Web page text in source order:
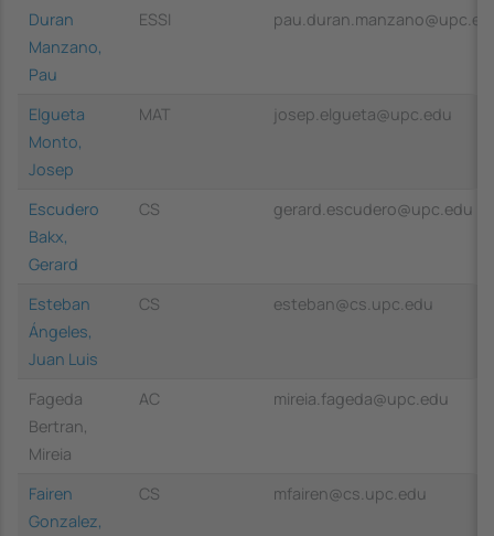
Duran
Manzano,
Pau
ESSI
Elgueta
Monto,
Josep
MAT josep.elgueta@upc.edu
Escudero
Bakx,
Gerard
CS gerard.escudero@upc.edu
Esteban
Ángeles,
Juan Luis
CS esteban@cs.upc.edu
Fageda
Bertran,
Mireia
AC mireia.fageda@upc.edu
Fairen
Gonzalez,
CS mfairen@cs.upc.edu